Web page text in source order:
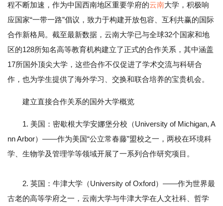
程不断加速，作为中国西南地区重要学府的云南大学，积极响
应国家“一带一路”倡议，致力于构建开放包容、互利共赢的国际
合作新格局。截至最新数据，云南大学已与全球32个国家和地
区的128所知名高等教育机构建立了正式的合作关系，其中涵盖
17所国外顶尖大学，这些合作不仅促进了学术交流与科研合
作，也为学生提供了海外学习、交换和联合培养的宝贵机会。
建立直接合作关系的国外大学概览
1. 美国：密歇根大学安娜堡分校（University of Michigan, A
nn Arbor）——作为美国“公立常春藤”盟校之一，两校在环境科
学、生物学及管理学等领域开展了一系列合作研究项目。
2. 英国：牛津大学（University of Oxford）——作为世界最
古老的高等学府之一，云南大学与牛津大学在人文社科、哲学